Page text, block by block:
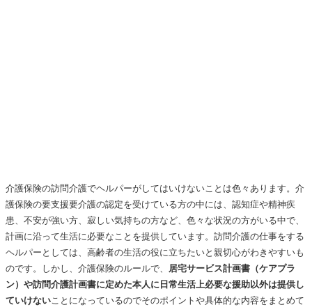
介護保険の訪問介護でヘルパーがしてはいけないことは色々あります。介
護保険の要支援要介護の認定を受けている方の中には、認知症や精神疾
患、不安が強い方、寂しい気持ちの方など、色々な状況の方がいる中で、
計画に沿って生活に必要なことを提供しています。訪問介護の仕事をする
ヘルパーとしては、高齢者の生活の役に立ちたいと親切心がわきやすいも
のです。しかし、介護保険のルールで、 居宅サービス計画書（ケアプラ
ン）や訪問介護計画書に定めた本人に日常生活上必要な援助以外は提供し
ていけないことになっているのでそのポイントや具体的な内容をまとめて